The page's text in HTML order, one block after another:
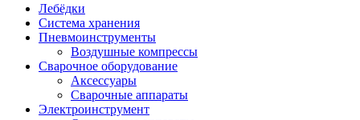
Лебёдки
Система хранения
Пневмоинструменты
Воздушные компрессы
Сварочное оборудование
Аксессуары
Сварочные аппараты
Электроинструмент